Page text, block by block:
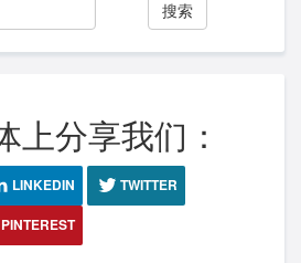
搜索
上分享我们：
LINKEDIN
TWITTER
PINTEREST